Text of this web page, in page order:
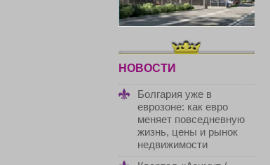
НОВОСТИ
Болгария уже в
еврозоне: как евро
меняет повседневную
жизнь, цены и рынок
недвижимости